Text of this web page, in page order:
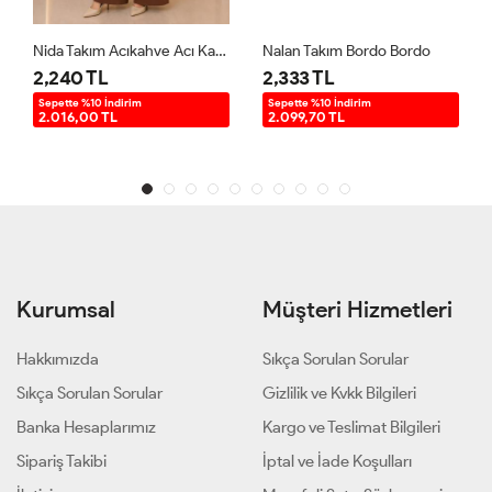
Nida Takım Acıkahve Acı Kahve
2,240 TL
Sepette %10 İndirim
2.016,00 TL
Nalan Takım Bordo Bordo
2,333 TL
Sepette %10 İndirim
2.099,70 TL
Kurumsal
Hakkımızda
Sıkça Sorulan Sorular
Banka Hesaplarımız
Sipariş Takibi
Müşteri Hizmetleri
Sıkça Sorulan Sorular
Gizlilik ve Kvkk Bilgileri
Kargo ve Teslimat Bilgileri
İptal ve İade Koşulları